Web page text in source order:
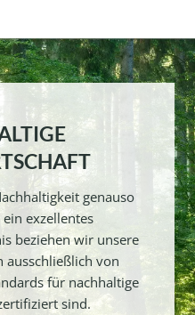
genauso
exzellentes
beziehen wir unsere
ausschließlich von
für nachhaltige
sind.